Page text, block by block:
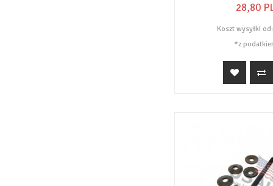
28,80
Koszt wysyłki
*z